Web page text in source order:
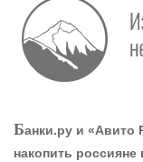
Работа мечты.
привлечь и
Банки.ру и «Авито
накопить россияне